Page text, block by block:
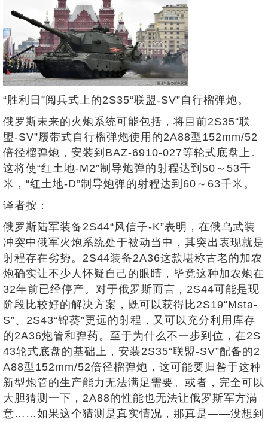
“胜利日”阅兵式上的2S35“联盟-SV”自行榴弹炮。
俄罗斯未来的火炮系统可能包括，将目前2S35“联
盟-SV”履带式自行榴弹炮使用的2A88型152mm/52
倍径榴弹炮，安装到BAZ-6910-027等轮式底盘上。
这将使“红土地-M2”制导炮弹的射程达到50～53千
米，“红土地-D”制导炮弹的射程达到60～63千米。
译者按：
俄罗斯陆军装备2S44“风信子-K”表明，在俄乌武装
冲突中俄军火炮系统处于被动当中，其突出表现就是
射程存在劣势。2S44装备2A36这款堪称古老的加农
炮确实让不少人怀疑自己的眼睛，毕竟这种加农炮在
32年前已经停产。对于俄罗斯而言，2S44可能是现
阶段比较好的解决方案，既可以获得比2S19“Msta-
S”、2S43“锦葵”更远的射程，又可以充分利用库存
的2A36炮管和弹药。至于为什么不一步到位，在2S
43轮式底盘的基础上，安装2S35“联盟-SV”配备的2
A88型152mm/52倍径榴弹炮，这可能要归咎于这种
新型炮管的生产能力无法满足需要。或者，完全可以
大胆猜测一下，2A88的性能也无法让俄罗斯军方满
意……如果这个猜测是真实情况，那真是——没想到